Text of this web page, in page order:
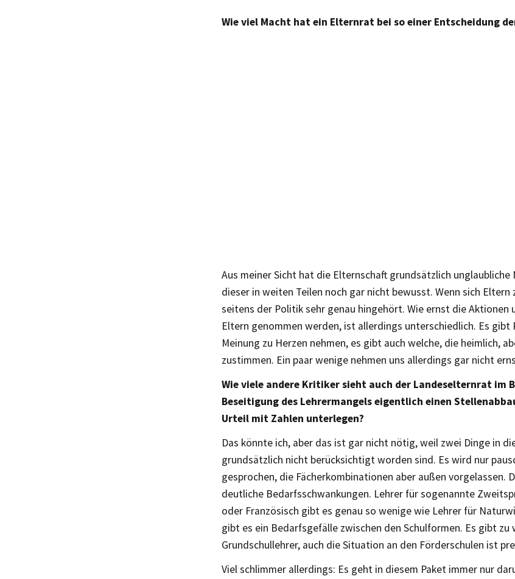
Wie viel Macht hat ein Elternrat bei so einer Entscheidung
Aus meiner Sicht hat die Elternschaft grundsätzlich unglaubliche
dieser in weiten Teilen noch gar nicht bewusst. Wenn sich
seitens der Politik sehr genau hingehört. Wie ernst die Aktionen
Eltern genommen werden, ist allerdings unterschiedlich. Es gibt
Meinung zu Herzen nehmen, es gibt auch welche, die heimlich,
zustimmen. Ein paar wenige nehmen uns allerdings gar nicht
Wie viele andere Kritiker sieht auch der Landeselternrat im
Beseitigung des Lehrermangels eigentlich einen
Urteil mit Zahlen unterlegen?
Das könnte ich, aber das ist gar nicht nötig, weil zwei Dinge in
grundsätzlich nicht berücksichtigt worden sind. Es wird nur
gesprochen, die Fächerkombinationen aber außen vorgelassen.
deutliche Bedarfsschwankungen. Lehrer für sogenannte
oder Französisch gibt es genau so wenige wie Lehrer für
gibt es ein Bedarfsgefälle zwischen den Schulformen. Es gibt
Grundschullehrer, auch die Situation an den Förderschulen ist
Viel schlimmer allerdings: Es geht in diesem Paket immer nur